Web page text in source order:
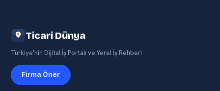
Ticari Dünya
Türkiye'nin Dijital İş Portalı ve Yerel İş Rehberi
Firma Öner